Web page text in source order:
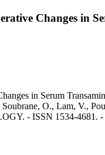
Changes in
in Serum
O., Lam, V.,
- ISSN 1534-4681. -